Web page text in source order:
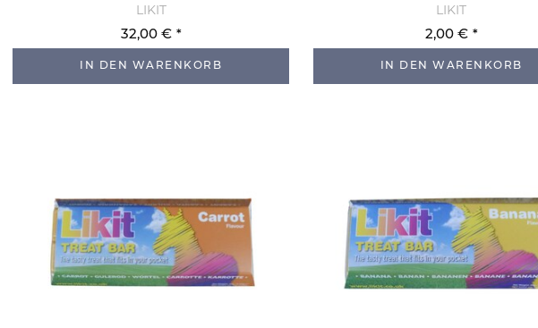
LIKIT
32,00 €
IN DEN WARENKORB
LIKIT
2,00 €
IN DEN WARENKORB